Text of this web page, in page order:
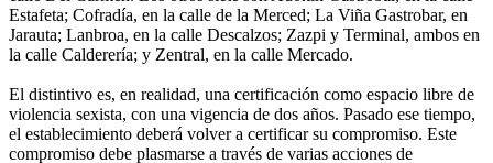
Estafeta; Cofradía, en la calle de la Merced; La Viña Gastrobar, en
Jarauta; Lanbroa, en la calle Descalzos; Zazpi y Terminal, ambos en
la calle Calderería; y Zentral, en la calle Mercado.
El distintivo es, en realidad, una certificación como espacio libre de
violencia sexista, con una vigencia de dos años. Pasado ese tiempo,
el establecimiento deberá volver a certificar su compromiso. Este
compromiso debe plasmarse a través de varias acciones de